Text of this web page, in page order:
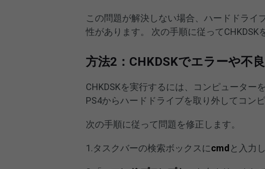
この問題が解決しない場合、ハードドライ
性があります。 次の手順に従ってCHKDSK
方法2：CHKDSKでエラーや不
CHKDSKを実行するには、コンピューター
PS4からハードドライブを取り外してコン
次の手順に従って問題を修正します。
1.タスクバーの検索ボックスにcmd と入力